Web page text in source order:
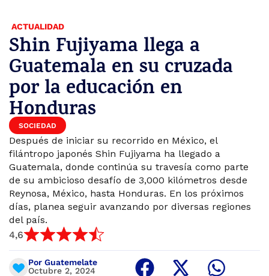
ACTUALIDAD
Shin Fujiyama llega a
Guatemala en su cruzada
por la educación en
Honduras
SOCIEDAD
Después de iniciar su recorrido en México, el
filántropo japonés Shin Fujiyama ha llegado a
Guatemala, donde continúa su travesía como parte
de su ambicioso desafío de 3,000 kilómetros desde
Reynosa, México, hasta Honduras. En los próximos
días, planea seguir avanzando por diversas regiones
del país.
4,6
Por Guatemelate
Octubre 2, 2024